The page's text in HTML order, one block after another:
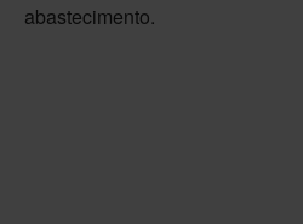
abastecimento.